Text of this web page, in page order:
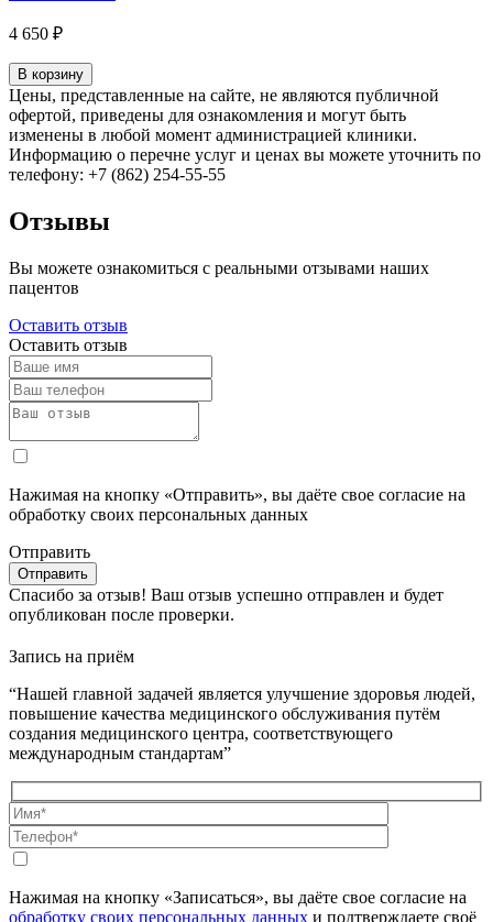
4 650 ₽
В корзину
Цены, представленные на сайте, не являются публичной
офертой, приведены для ознакомления и могут быть
изменены в любой момент администрацией клиники.
Информацию о перечне услуг и ценах вы можете уточнить по
телефону: +7 (862) 254-55-55
Отзывы
Вы можете ознакомиться с реальными отзывами наших
пацентов
Оставить отзыв
Оставить отзыв
Нажимая на кнопку «Отправить», вы даёте свое согласие на
обработку своих персональных данных
Отправить
Спасибо за отзыв! Ваш отзыв успешно отправлен и будет
опубликован после проверки.
Запись на приём
“Нашей главной задачей является улучшение здоровья людей,
повышение качества медицинского обслуживания путём
создания медицинского центра, соответствующего
международным стандартам”
Нажимая на кнопку «Записаться», вы даёте свое согласие на
обработку своих персональных данных и подтверждаете своё